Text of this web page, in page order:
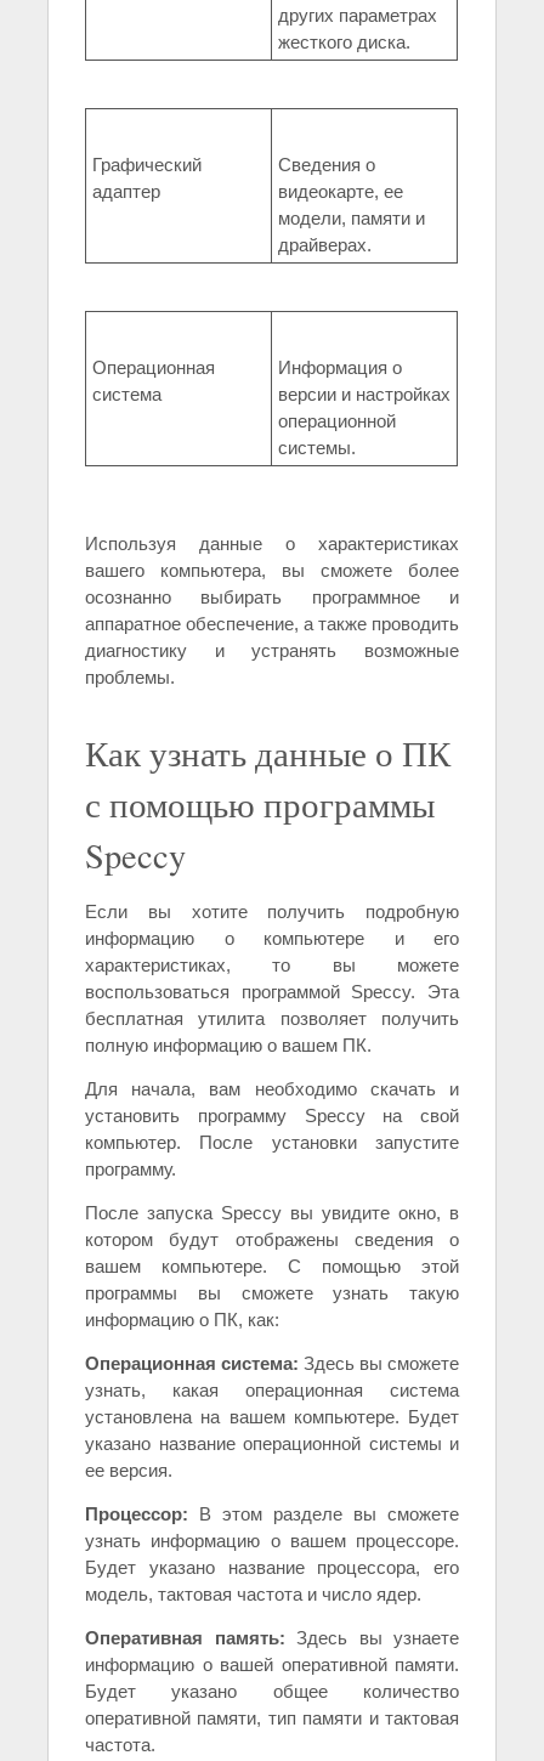
других параметрах
жесткого диска.
Графический
адаптер
Сведения о
видеокарте, ее
модели, памяти и
драйверах.
Операционная
система
Информация о
версии и настройках
операционной
системы.
Используя данные о характеристиках
вашего компьютера, вы сможете более
осознанно выбирать программное и
аппаратное обеспечение, а также проводить
диагностику и устранять возможные
проблемы.
Как узнать данные о ПК
с помощью программы
Speccy
Если вы хотите получить подробную
информацию о компьютере и его
характеристиках, то вы можете
воспользоваться программой Speccy. Эта
бесплатная утилита позволяет получить
полную информацию о вашем ПК.
Для начала, вам необходимо скачать и
установить программу Speccy на свой
компьютер. После установки запустите
программу.
После запуска Speccy вы увидите окно, в
котором будут отображены сведения о
вашем компьютере. С помощью этой
программы вы сможете узнать такую
информацию о ПК, как:
Операционная система: Здесь вы сможете
узнать, какая операционная система
установлена на вашем компьютере. Будет
указано название операционной системы и
ее версия.
Процессор: В этом разделе вы сможете
узнать информацию о вашем процессоре.
Будет указано название процессора, его
модель, тактовая частота и число ядер.
Оперативная память: Здесь вы узнаете
информацию о вашей оперативной памяти.
Будет указано общее количество
оперативной памяти, тип памяти и тактовая
частота.